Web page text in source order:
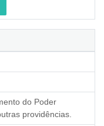
do Poder
providências.